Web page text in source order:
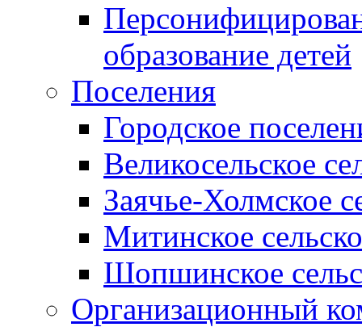
образование детей
Поселения
Городское
Великосельское
Заячье-Холмское
Митинское
Шопшинское
Организационный